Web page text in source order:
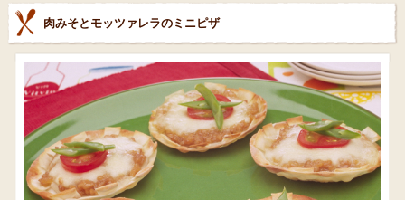
肉みそとモッツァレラのミニピザ